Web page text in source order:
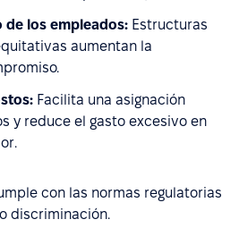
de los empleados: Estructuras
aumentan la
Facilita una asignación
y reduce el gasto excesivo en
con las normas regulatorias
discriminación.